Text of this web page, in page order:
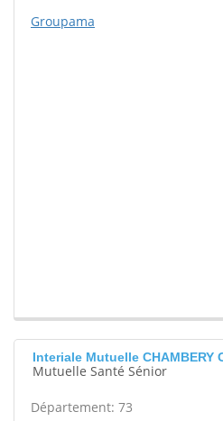
Groupama
Interiale Mutuelle CHAMBERY
Mutuelle Santé Sénior
Département: 73